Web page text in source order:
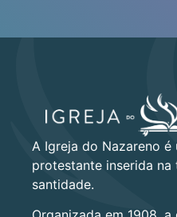
A Igreja do Nazareno
protestante inserida
santidade.